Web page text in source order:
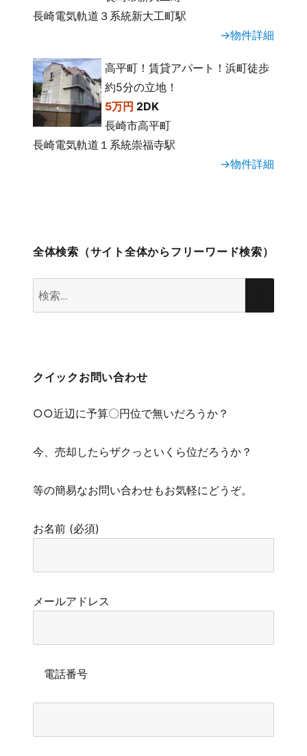
長崎電気軌道３系統新大工町駅
→物件詳細
高平町！賃貸アパート！浜町徒歩
約5分の立地！
5万円 2DK
長崎市高平町
長崎電気軌道１系統崇福寺駅
→物件詳細
全体検索（サイト全体からフリーワード検索）
索
クイックお問い合わせ
○○近辺に予算〇円位で無いだろうか？
今、売却したらザクっといくら位だろうか？
等の簡易なお問い合わせもお気軽にどうぞ。
お名前 (必須)
メールアドレス
電話番号